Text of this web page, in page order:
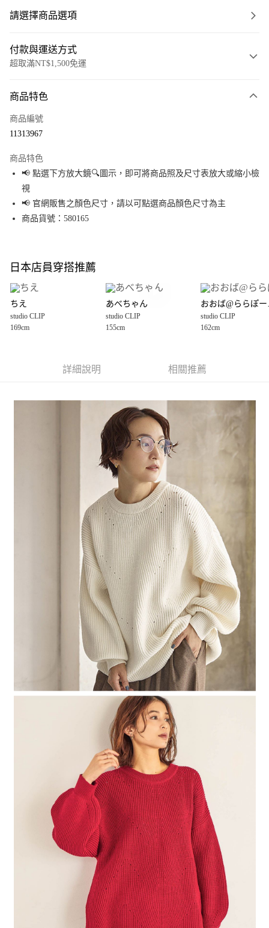
請選擇商品選項
付款與運送方式
超取滿NT$1,500免運
信用卡一次付款
Apple Pay
街口支付
悠遊付
全盈+PAY
大哥付你分期
【大哥付你分期使用說明】
1.本服務由台灣大哥大提供，台灣大哥大用戶可立即使用無須另外申請。
2.付款方式選擇「大哥付你分期」，訂單成立後會自動跳轉到大哥付的交易
3.實際核准額度、可分期數及費用金額請依後續交易確認頁面所載為準。
4.訂單成立30分鐘內，如未前往確認交易或遇審核未通過，訂單將自動取
1.分期款項不併入電信帳單，「大哥付你分期」於每月結算日後寄送繳費提
2.透過簡訊連結打開帳單後，可選擇「超商條碼／台灣大直營門市／銀行轉
帳／街口支付／iPASS MONEY」等通路繳費。
1.本服務係由「台灣大哥大股份有限公司」（以下簡稱本公司）所提供，讓
用戶於交易時，得透過本服務購買商品或服務，並由商店將買賣／分期付款
買賣價金債權讓與本公司後，依約使用本公司帳單繳交帳款。
2.基於同意付款使用「大哥付你分期」之契約關係目的，商店將以您的個人
資料（包含姓名、電話或地址）提供予台灣大哥大進項蒐集、處理及利用，
由本公司與您本人進行分期帳單所需資料之確認、核對及更正。
3.完整用戶服務條款，請詳閱以下連結：
https://oppay.tw/userRule
AFTEE先享後付
３．安心：先確認商品／服務後，再付款。
【「AFTEE先享後付」結帳流程】
１．於結帳方式選擇「AFTEE先享後付」後，將跳轉至「AFTEE先享後付」
結帳頁面，進行簡訊認證並確認金額後，即可完成結帳。
２．訂單成立數日內，您將收到繳費通知簡訊。
３．收到繳費通知簡訊後14天內，點擊此簡訊中的連結，可透過四大超商／
ATM／網路銀行／等多元方式進行付款，方視為交易完成。
※ 請注意：結帳手續完成當下不需立刻繳費，但若您需要取消訂單，請聯絡
購買商品的店家。未經商家同意取消之訂單仍視為有效，需透過AFTEE先享
※ 交易是否成功請以「AFTEE先享後付 」之結帳頁面顯示為準，若有關於
是否繳費成功／繳費後需取消欲退款等相關疑問，請聯繫「AFTEE先享後付
https://netprotections.freshdesk.com/support/home
１．透過由恩沛科技股份有限公司提供之「AFTEE先享後付」服務完成之交
易，需依本服務之必要範圍內提供個人資料，並將交易相關給付款項請求債
權轉讓予恩沛科技股份有限公司。
２．關於個人資料處理事宜，請瀏覽以下網址：https://aftee.tw/terms/#terms3
３．未成年的使用者請事先徵得法定代理人或監護人之同意方可使用
「AFTEE先享後付」，若未經同意申辦者引起之損失，本公司不負相關責
４．使用「AFTEE先享後付」時，將依據個別帳號之用戶狀況，依本公司即
時審查核予不同之上限額度；若仍有額度不足之情形，本公司將視審查結果
５．嚴禁一人註冊多個帳號或使用他人資訊註冊。若發現惡意使用之情形，
恩沛科技股份有限公司將有權停止該用戶之使用額度並採取法律行動。
每筆NT$80，滿NT$1,500(含以上)免運費
每筆NT$80，滿NT$1,500(含以上)免運費
每筆NT$80，滿NT$1,500(含以上)免運費
每筆NT$80，滿NT$1,500(含以上)免運費
每筆NT$80，滿NT$1,500(含以上)免運費
商品特色
商品編號
11313967
商品特色
📢 點選下方放大鏡🔍圖示，即可將商品照及尺寸表放大或縮小檢
視
📢 官網販售之顏色尺寸，請以可點選商品顏色尺寸為主
商品貨號：580165
日本店員穿搭推薦
ちえ
studio CLIP
169cm
あべちゃん
studio CLIP
155cm
お
studio CLIP
162cm
詳細說明 相關推薦